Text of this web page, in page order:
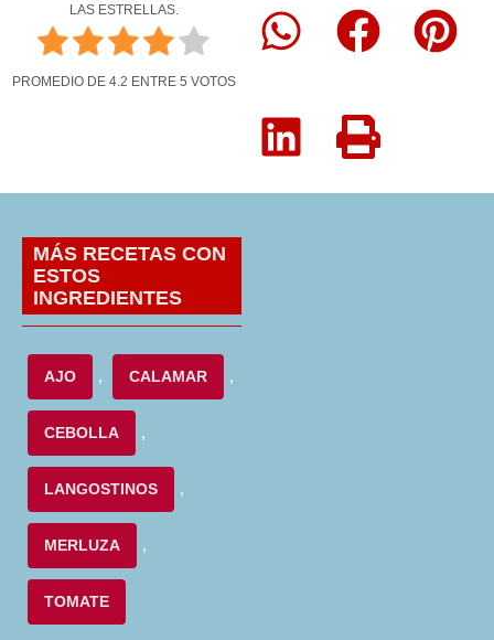
LAS ESTRELLAS.
PROMEDIO DE 4.2 ENTRE 5 VOTOS
MÁS RECETAS CON
ESTOS
INGREDIENTES
AJO , CALAMAR ,
CEBOLLA ,
LANGOSTINOS ,
MERLUZA ,
TOMATE